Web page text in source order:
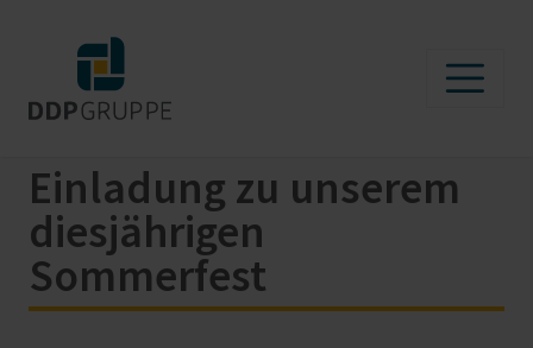
Einladung zu unserem
diesjährigen
Sommerfest